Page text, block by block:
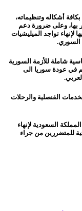
أشكاله وتنظيماته،
بها، وعلى ضرورة دعم
تواجد الميليشيات
السوري.
شاملة للأزمة السورية
في عودة سوريا الى
القنصلية والرحلات
السعودية لإنهاء
للمتضررين من جراء